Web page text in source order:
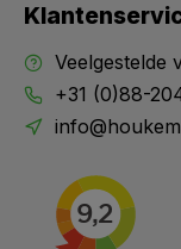
Veelgestelde
+31 (0)88-